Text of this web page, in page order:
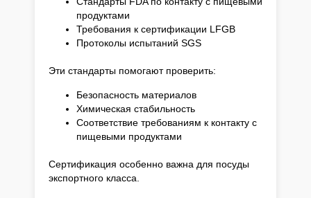
продуктами
Требования к сертификации LFGB
Протоколы испытаний SGS
Эти стандарты помогают проверить:
Безопасность материалов
Химическая стабильность
Соответствие требованиям к контакту с
пищевыми продуктами
Сертификация особенно важна для посуды
экспортного класса.